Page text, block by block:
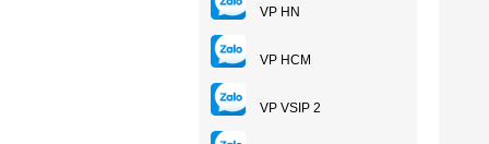
VP HN
VP HCM
VP VSIP 2